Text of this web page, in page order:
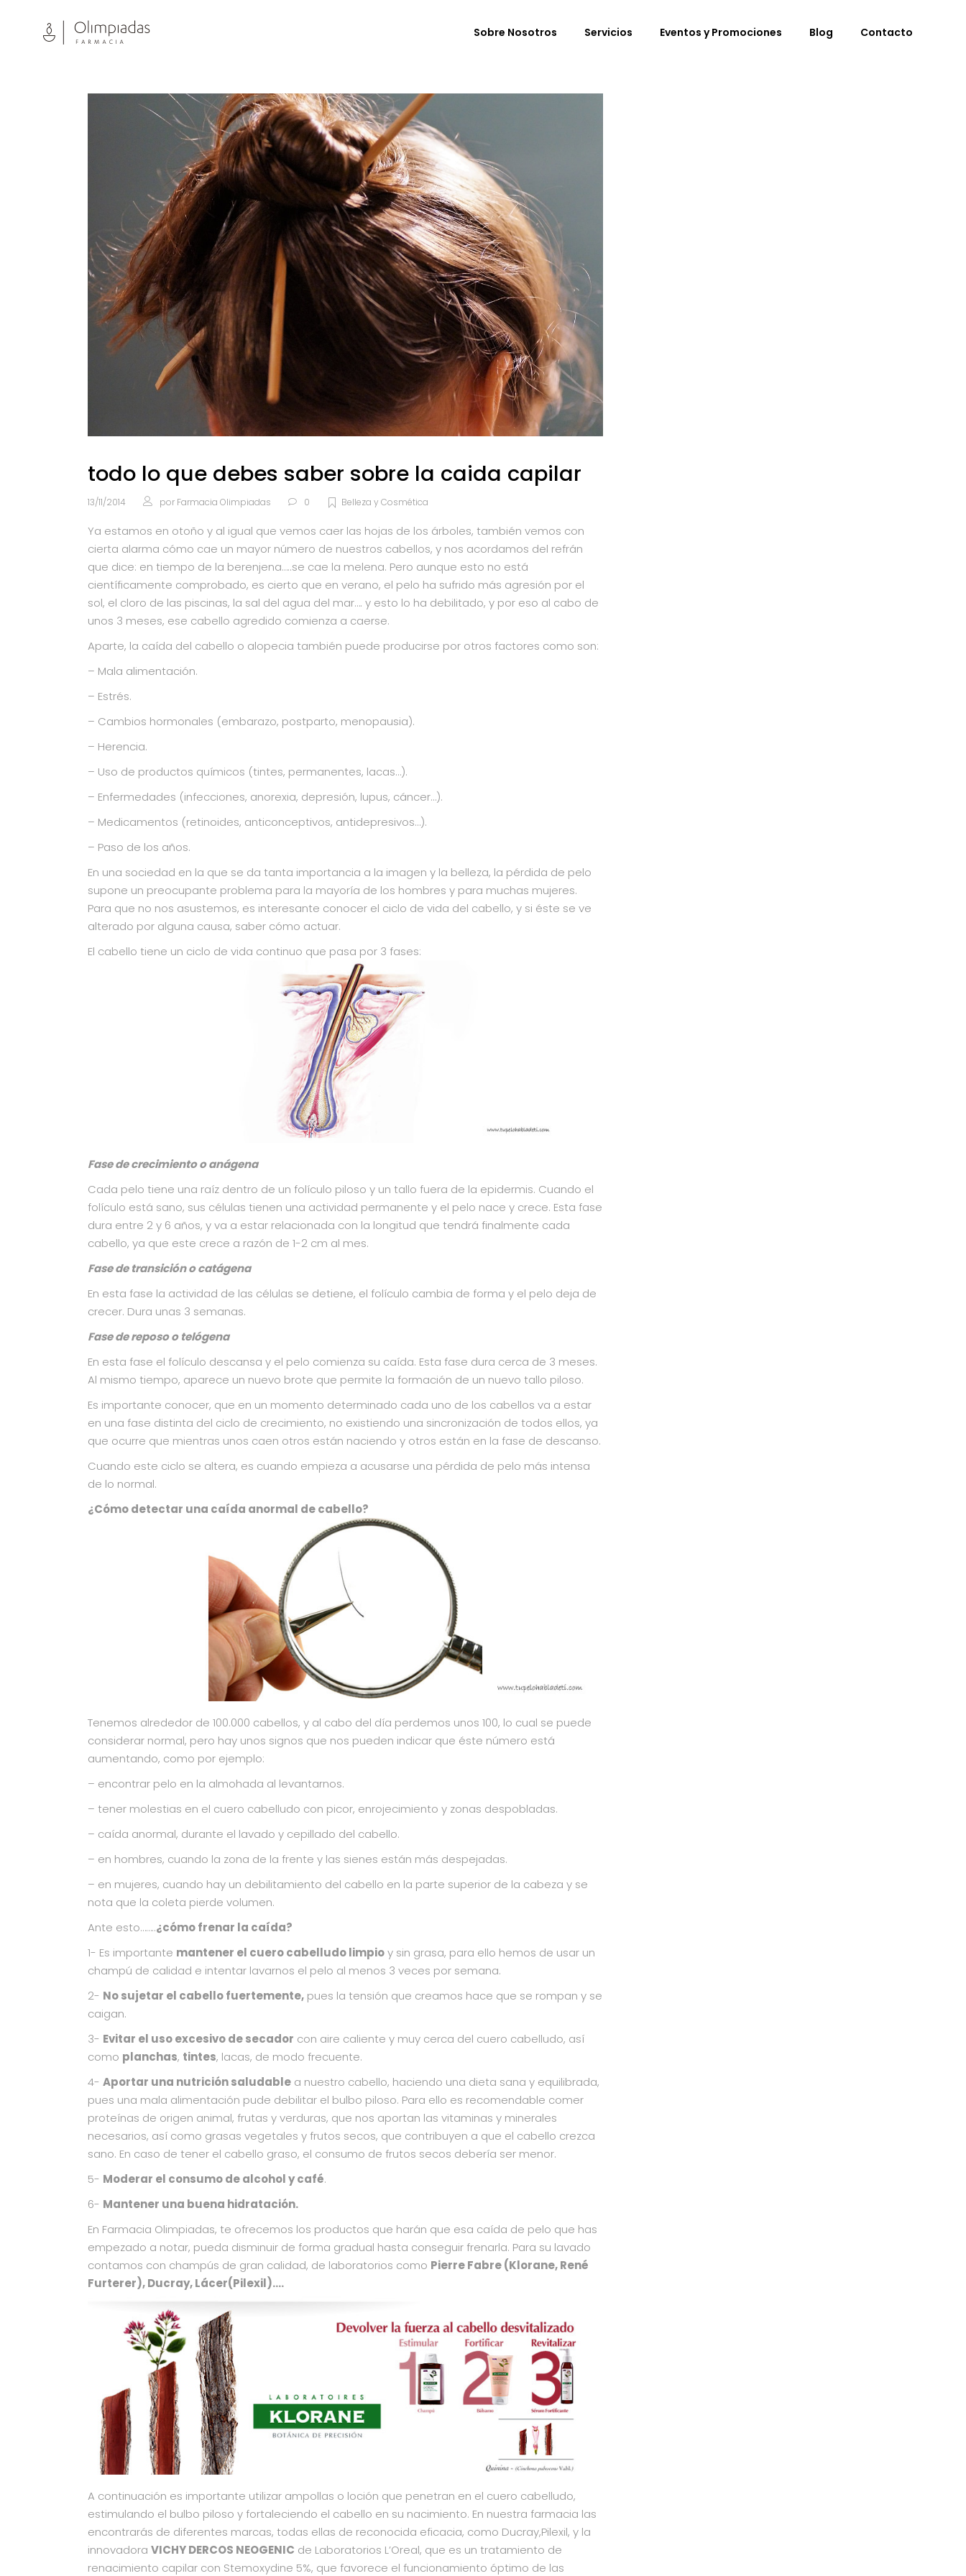
Sobre Nosotros Servicios Eventos y Promociones Blog Contacto
todo lo que debes saber sobre la caida capilar
13/11/2014 por Farmacia Olimpiadas 0 Belleza y Cosmética
Ya estamos en otoño y al igual que vemos caer las hojas de los árboles, también vemos con
cierta alarma cómo cae un mayor número de nuestros cabellos, y nos acordamos del refrán
que dice: en tiempo de la berenjena…..se cae la melena. Pero aunque esto no está
científicamente comprobado, es cierto que en verano, el pelo ha sufrido más agresión por el
sol, el cloro de las piscinas, la sal del agua del mar…. y esto lo ha debilitado, y por eso al cabo de
unos 3 meses, ese cabello agredido comienza a caerse.
Aparte, la caída del cabello o alopecia también puede producirse por otros factores como son:
– Mala alimentación.
– Estrés.
– Cambios hormonales (embarazo, postparto, menopausia).
– Herencia.
– Uso de productos químicos (tintes, permanentes, lacas…).
– Enfermedades (infecciones, anorexia, depresión, lupus, cáncer…).
– Medicamentos (retinoides, anticonceptivos, antidepresivos…).
– Paso de los años.
En una sociedad en la que se da tanta importancia a la imagen y la belleza, la pérdida de pelo
supone un preocupante problema para la mayoría de los hombres y para muchas mujeres.
Para que no nos asustemos, es interesante conocer el ciclo de vida del cabello, y si éste se ve
alterado por alguna causa, saber cómo actuar.
El cabello tiene un ciclo de vida continuo que pasa por 3 fases:
Fase de crecimiento o anágena
Cada pelo tiene una raíz dentro de un folículo piloso y un tallo fuera de la epidermis. Cuando el
folículo está sano, sus células tienen una actividad permanente y el pelo nace y crece. Esta fase
dura entre 2 y 6 años, y va a estar relacionada con la longitud que tendrá finalmente cada
cabello, ya que este crece a razón de 1-2 cm al mes.
Fase de transición o catágena
En esta fase la actividad de las células se detiene, el folículo cambia de forma y el pelo deja de
crecer. Dura unas 3 semanas.
Fase de reposo o telógena
En esta fase el folículo descansa y el pelo comienza su caída. Esta fase dura cerca de 3 meses.
Al mismo tiempo, aparece un nuevo brote que permite la formación de un nuevo tallo piloso.
Es importante conocer, que en un momento determinado cada uno de los cabellos va a estar
en una fase distinta del ciclo de crecimiento, no existiendo una sincronización de todos ellos, ya
que ocurre que mientras unos caen otros están naciendo y otros están en la fase de descanso.
Cuando este ciclo se altera, es cuando empieza a acusarse una pérdida de pelo más intensa
de lo normal.
¿Cómo detectar una caída anormal de cabello?
Tenemos alrededor de 100.000 cabellos, y al cabo del día perdemos unos 100, lo cual se puede
considerar normal, pero hay unos signos que nos pueden indicar que éste número está
aumentando, como por ejemplo:
– encontrar pelo en la almohada al levantarnos.
– tener molestias en el cuero cabelludo con picor, enrojecimiento y zonas despobladas.
– caída anormal, durante el lavado y cepillado del cabello.
– en hombres, cuando la zona de la frente y las sienes están más despejadas.
– en mujeres, cuando hay un debilitamiento del cabello en la parte superior de la cabeza y se
nota que la coleta pierde volumen.
Ante esto……..¿cómo frenar la caída?
1- Es importante mantener el cuero cabelludo limpioy sin grasa, para ello hemos de usar un
champú de calidad e intentar lavarnos el pelo al menos 3 veces por semana.
2- No sujetar el cabello fuertemente, pues la tensión que creamos hace que se rompan y se
caigan.
3- Evitar el uso excesivo de secador con aire caliente y muy cerca del cuero cabelludo, así
como planchas, tintes, lacas, de modo frecuente.
4- Aportar una nutrición saludable a nuestro cabello, haciendo una dieta sana y equilibrada,
pues una mala alimentación pude debilitar el bulbo piloso. Para ello es recomendable comer
proteínas de origen animal, frutas y verduras, que nos aportan las vitaminas y minerales
necesarios, así como grasas vegetales y frutos secos, que contribuyen a que el cabello crezca
sano. En caso de tener el cabello graso, el consumo de frutos secos debería ser menor.
5- Moderar el consumo de alcohol y café.
6- Mantener una buena hidratación.
En Farmacia Olimpiadas, te ofrecemos los productos que harán que esa caída de pelo que has
empezado a notar, pueda disminuir de forma gradual hasta conseguir frenarla. Para su lavado
contamos con champús de gran calidad, de laboratorios como Pierre Fabre (Klorane, René
Furterer), Ducray, Lácer(Pilexil)….
A continuación es importante utilizar ampollas o loción que penetran en el cuero cabelludo,
estimulando el bulbo piloso y fortaleciendo el cabello en su nacimiento. En nuestra farmacia las
encontrarás de diferentes marcas, todas ellas de reconocida eficacia, como Ducray,Pilexil, y la
innovadora VICHY DERCOS NEOGENIC de Laboratorios L’Oreal, que es un tratamiento de
renacimiento capilar con Stemoxydine 5%, que favorece el funcionamiento óptimo de las